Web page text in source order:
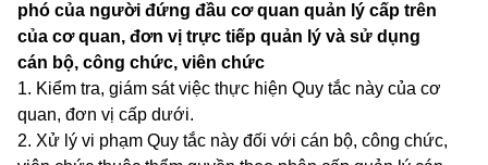
phó của người đứng đầu cơ quan quản lý cấp trên
của cơ quan, đơn vị trực tiếp quản lý và sử dụng
cán bộ, công chức, viên chức
1. Kiểm tra, giám sát việc thực hiện Quy tắc này của cơ
quan, đơn vị cấp dưới.
2. Xử lý vi phạm Quy tắc này đối với cán bộ, công chức,